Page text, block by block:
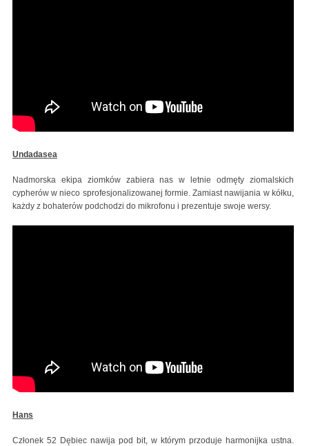
Undadasea
Nadmorska ekipa ziomków zabiera nas w letnie odmęty ziomalskich
cypherów w nieco sprofesjonalizowanej formie. Zamiast nawijania w kółku,
każdy z bohaterów podchodzi do mikrofonu i prezentuje swoje wersy.
Hans
Członek 52 Dębiec nawija pod bit, w którym przoduje harmonijka ustna.